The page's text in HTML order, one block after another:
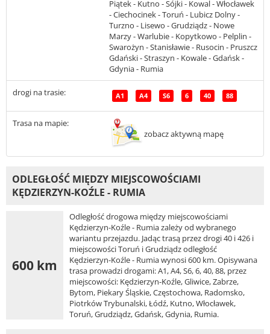
Piątek - Kutno - Sójki - Kowal - Włocławek
- Ciechocinek - Toruń - Lubicz Dolny -
Turzno - Lisewo - Grudziądz - Nowe
Marzy - Warlubie - Kopytkowo - Pelplin -
Swarożyn - Stanisławie - Rusocin - Pruszcz
Gdański - Straszyn - Kowale - Gdańsk -
Gdynia - Rumia
drogi na trasie: A1 A4 S6 6 40 88
Trasa na mapie:
zobacz aktywną mapę
ODLEGŁOŚĆ MIĘDZY MIEJSCOWOŚCIAMI
KĘDZIERZYN-KOŹLE - RUMIA
600 km
Odległość drogowa między miejscowościami
Kędzierzyn-Koźle - Rumia zależy od wybranego
wariantu przejazdu. Jadąc trasą przez drogi 40 i 426 i
miejscowości Toruń i Grudziądz odległość
Kędzierzyn-Koźle - Rumia wynosi 600 km. Opisywana
trasa prowadzi drogami: A1, A4, S6, 6, 40, 88, przez
miejscowości: Kędzierzyn-Koźle, Gliwice, Zabrze,
Bytom, Piekary Śląskie, Częstochowa, Radomsko,
Piotrków Trybunalski, Łódź, Kutno, Włocławek,
Toruń, Grudziądz, Gdańsk, Gdynia, Rumia.